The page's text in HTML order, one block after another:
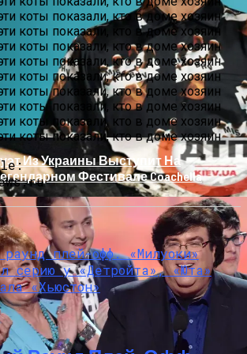
Донбассе Во Время Тушения
Погибли Двое Военных
Киевом Мотоцикл Влетел В
Из Украины Выступит На
Фестивале Coachella